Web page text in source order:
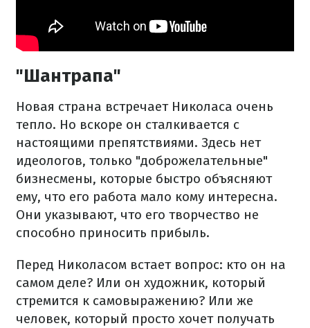
"Шантрапа"
Новая страна встречает Николаса очень
тепло. Но вскоре он сталкивается с
настоящими препятствиями. Здесь нет
идеологов, только "доброжелательные"
бизнесмены, которые быстро объясняют
ему, что его работа мало кому интересна.
Они указывают, что его творчество не
способно приносить прибыль.
Перед Николасом встает вопрос: кто он на
самом деле? Или он художник, который
стремится к самовыражению? Или же
человек, который просто хочет получать